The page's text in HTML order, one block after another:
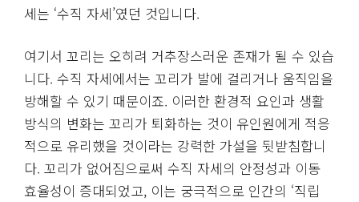
세는 ‘수직 자세’였던 것입니다.
여기서 꼬리는 오히려 거추장스러운 존재가 될 수 있습
니다. 수직 자세에서는 꼬리가 발에 걸리거나 움직임을
방해할 수 있기 때문이죠. 이러한 환경적 요인과 생활
방식의 변화는 꼬리가 퇴화하는 것이 유인원에게 적응
적으로 유리했을 것이라는 강력한 가설을 뒷받침합니
다. 꼬리가 없어짐으로써 수직 자세의 안정성과 이동
효율성이 증대되었고, 이는 궁극적으로 인간의 ‘직립